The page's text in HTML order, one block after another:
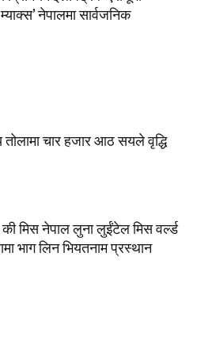
नेपालमा सार्वजनिक
चार हजार आठ सयले वृद्धि
मिस नेपाल लुना लुईंटेल मिस वर्ल्ड
भाग लिन भियतनाम प्रस्थान